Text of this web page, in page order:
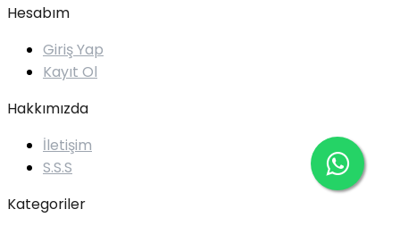
Hesabım
Giriş Yap
Kayıt Ol
Hakkımızda
İletişim
S.S.S
Kategoriler